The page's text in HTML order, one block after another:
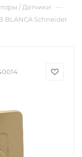
/ Датчики —
BLANCA Schneider